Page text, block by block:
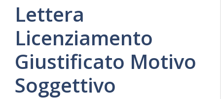
Lettera
Licenziamento
Giustificato Motivo
Soggettivo